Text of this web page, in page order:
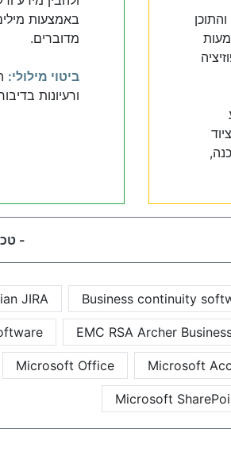
באמצעות
מדוברים.
ביטוי מילולי:
ורעיונות
-
Business continuity
JIRA
EMC RSA Archer
Microsoft
Microsoft Office
Microsoft